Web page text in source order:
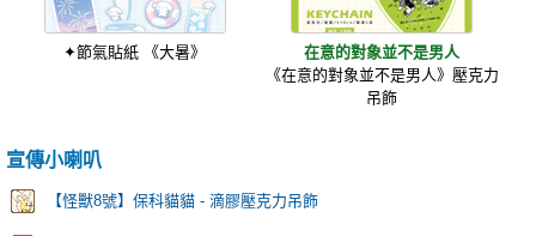
✦節氣貼紙 《大暑》
在意的對象並不是男人
《在意的對象並不是男人》壓克力
吊飾
宣傳小喇叭
【怪獸8號】保科貓貓 - 滴膠壓克力吊飾